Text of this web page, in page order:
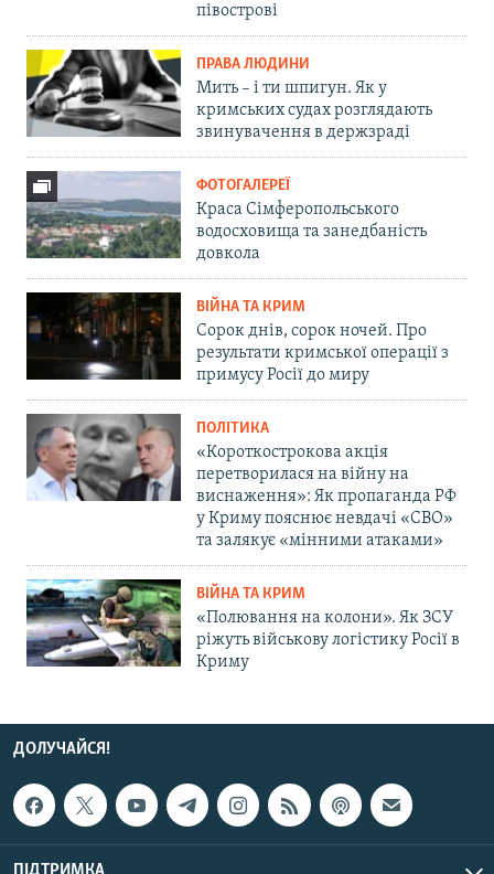
півострові
ПРАВА ЛЮДИНИ
Мить – і ти шпигун. Як у
кримських судах розглядають
звинувачення в держзраді
ФОТОГАЛЕРЕЇ
Краса Сімферопольського
водосховища та занедбаність
довкола
ВІЙНА ТА КРИМ
Сорок днів, сорок ночей. Про
результати кримської операції з
примусу Росії до миру
ПОЛІТИКА
«Короткострокова акція
перетворилася на війну на
виснаження»: Як пропаганда РФ
у Криму пояснює невдачі «СВО»
та залякує «мінними атаками»
ВІЙНА ТА КРИМ
«Полювання на колони». Як ЗСУ
ріжуть військову логістику Росії в
Криму
ДОЛУЧАЙСЯ!
ПІДТРИМКА